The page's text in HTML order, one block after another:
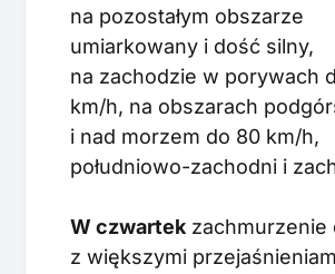
na pozostałym obszarze
umiarkowany i dość silny,
na zachodzie w porywach
km/h, na obszarach
i nad morzem do 80 km/h,
południowo-zachodni i
W czwartek zachmurzenie
z większymi